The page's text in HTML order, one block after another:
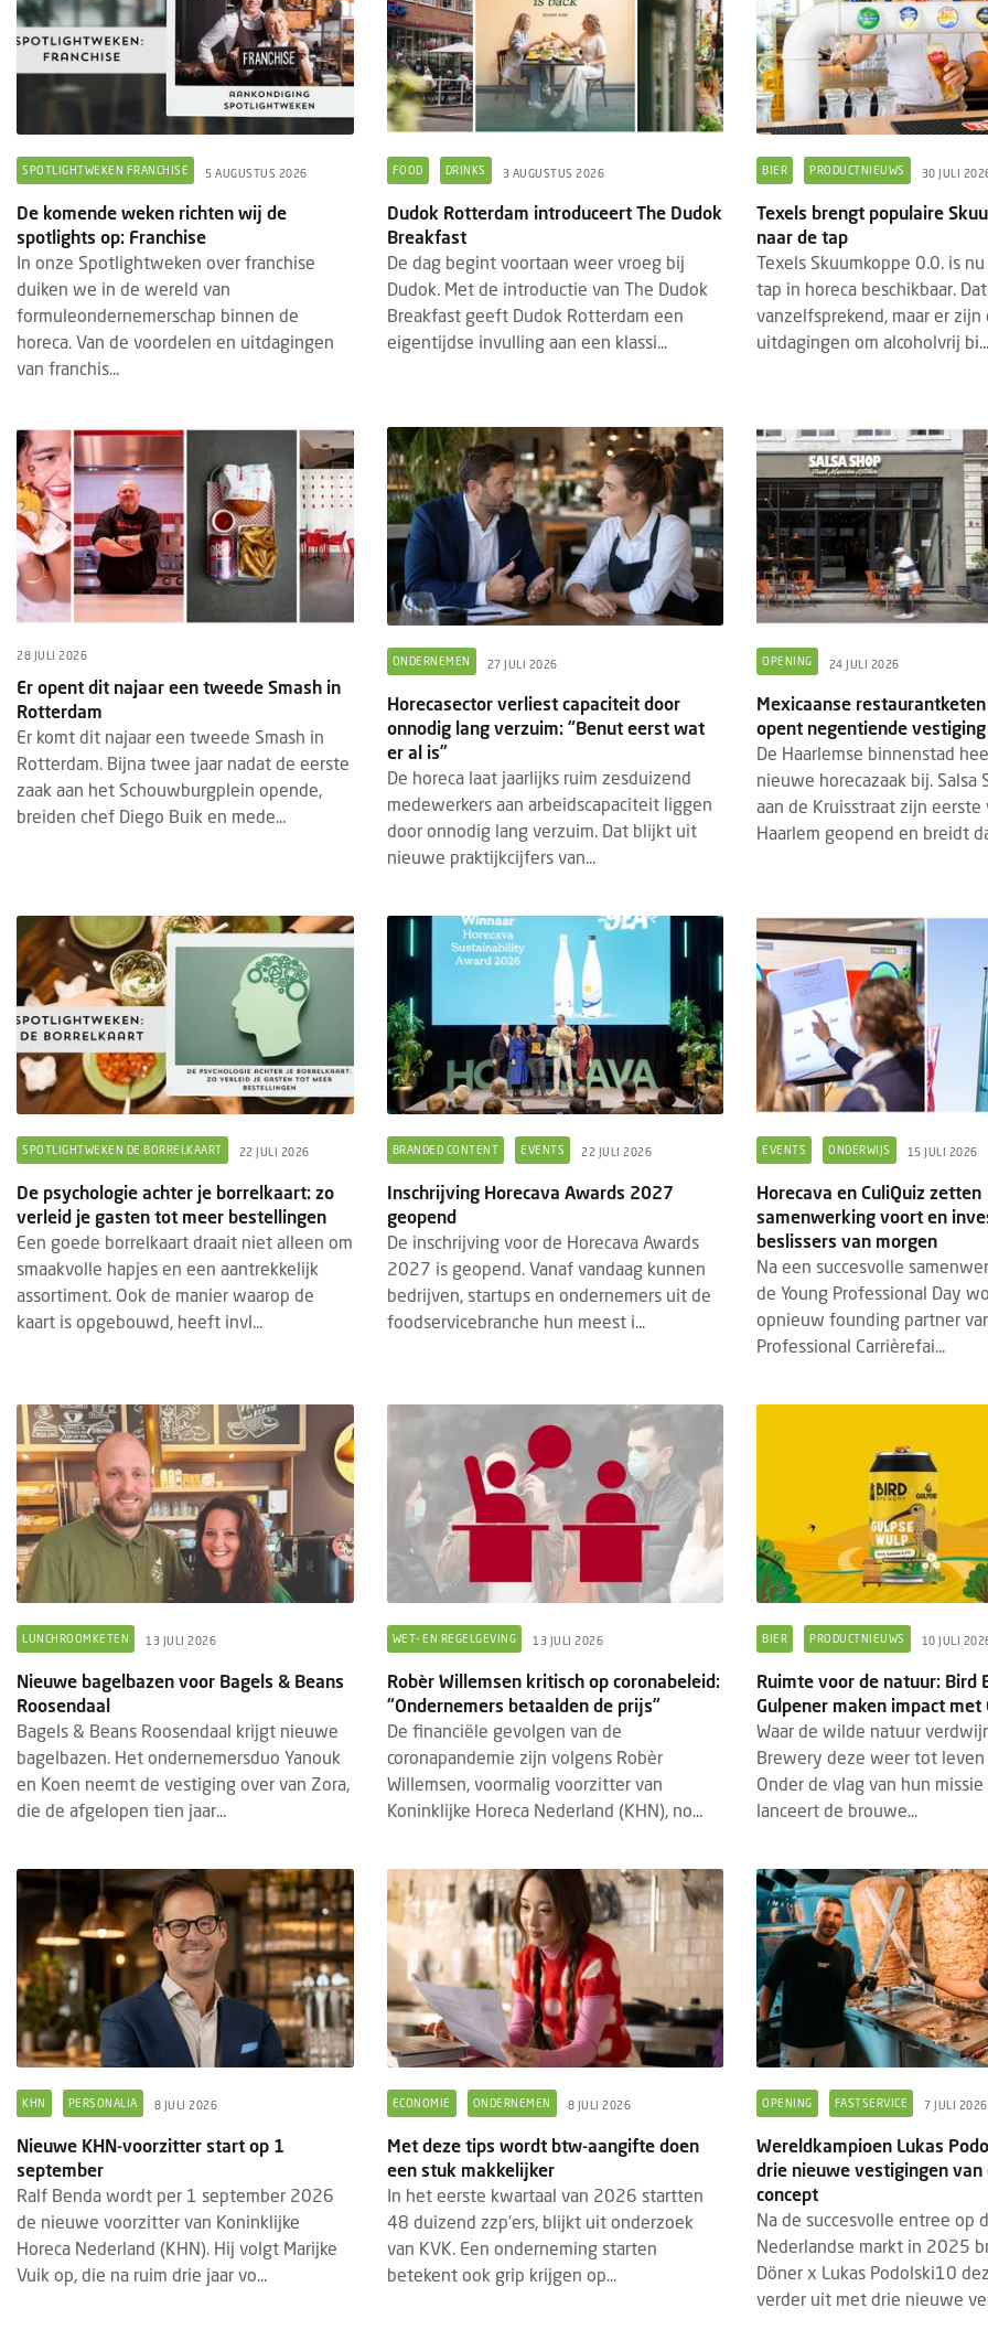
SPOTLIGHTWEKEN FRANCHISE 5 AUGUSTUS 2026
De komende weken richten wij de
spotlights op: Franchise
In onze Spotlightweken over franchise
duiken we in de wereld van
formuleondernemerschap binnen de
horeca. Van de voordelen en uitdagingen
van franchis...
FOOD DRINKS 3 AUGUSTUS 2026
Dudok Rotterdam introduceert The Dudok
Breakfast
De dag begint voortaan weer vroeg bij
Dudok. Met de introductie van The Dudok
Breakfast geeft Dudok Rotterdam een
eigentijdse invulling aan een klassi...
BIER PRODUCTNIEUWS 30 JULI
Texels brengt populaire
naar de tap
Texels Skuumkoppe 0.0. is
tap in horeca beschikbaar.
vanzelfsprekend, maar er zijn
uitdagingen om alcoholvrij bi...
28 JULI 2026
Er opent dit najaar een tweede Smash in
Rotterdam
Er komt dit najaar een tweede Smash in
Rotterdam. Bijna twee jaar nadat de eerste
zaak aan het Schouwburgplein opende,
breiden chef Diego Buik en mede...
ONDERNEMEN 27 JULI 2026
Horecasector verliest capaciteit door
onnodig lang verzuim: “Benut eerst wat
er al is”
De horeca laat jaarlijks ruim zesduizend
medewerkers aan arbeidscapaciteit liggen
door onnodig lang verzuim. Dat blijkt uit
nieuwe praktijkcijfers van...
OPENING 24 JULI 2026
Mexicaanse restaurantketen
opent negentiende vestiging
De Haarlemse binnenstad
nieuwe horecazaak bij. Salsa
aan de Kruisstraat zijn
Haarlem geopend en breidt
SPOTLIGHTWEKEN DE BORRELKAART 22 JULI 2026
De psychologie achter je borrelkaart: zo
verleid je gasten tot meer bestellingen
Een goede borrelkaart draait niet alleen om
smaakvolle hapjes en een aantrekkelijk
assortiment. Ook de manier waarop de
kaart is opgebouwd, heeft invl...
BRANDED CONTENT EVENTS 22 JULI 2026
Inschrijving Horecava Awards 2027
geopend
De inschrijving voor de Horecava Awards
2027 is geopend. Vanaf vandaag kunnen
bedrijven, startups en ondernemers uit de
foodservicebranche hun meest i...
EVENTS ONDERWIJS 15 JULI 2026
Horecava en CuliQuiz zetten
samenwerking voort en
beslissers van morgen
Na een succesvolle
de Young Professional Day
opnieuw founding partner
Professional Carrièrefai...
LUNCHROOMKETEN 13 JULI 2026
Nieuwe bagelbazen voor Bagels & Beans
Roosendaal
Bagels & Beans Roosendaal krijgt nieuwe
bagelbazen. Het ondernemersduo Yanouk
en Koen neemt de vestiging over van Zora,
die de afgelopen tien jaar...
WET- EN REGELGEVING 13 JULI 2026
Robèr Willemsen kritisch op coronabeleid:
“Ondernemers betaalden de prijs”
De financiële gevolgen van de
coronapandemie zijn volgens Robèr
Willemsen, voormalig voorzitter van
Koninklijke Horeca Nederland (KHN), no...
BIER PRODUCTNIEUWS 10 JULI
Ruimte voor de natuur: Bird
Gulpener maken impact met
Waar de wilde natuur
Brewery deze weer tot leven
Onder de vlag van hun missie
lanceert de brouwe...
KHN PERSONALIA 8 JULI 2026
Nieuwe KHN-voorzitter start op 1
september
Ralf Benda wordt per 1 september 2026
de nieuwe voorzitter van Koninklijke
Horeca Nederland (KHN). Hij volgt Marijke
Vuik op, die na ruim drie jaar vo...
ECONOMIE ONDERNEMEN 8 JULI 2026
Met deze tips wordt btw-aangifte doen
een stuk makkelijker
In het eerste kwartaal van 2026 startten
48 duizend zzp’ers, blijkt uit onderzoek
van KVK. Een onderneming starten
betekent ook grip krijgen op...
OPENING FASTSERVICE 7 JULI 2026
Wereldkampioen Lukas
drie nieuwe vestigingen van
concept
Na de succesvolle entree op
Nederlandse markt in 2025
Döner x Lukas Podolski10
verder uit met drie nieuwe
SPOTLIGHTWEKEN FRANCHISE 5 AUGUSTUS 2026
In onze Spotlightweken over franchise
formuleondernemerschap binnen de
horeca. Van de voordelen en uitdagingen
van franchis...
EVENTS PRODUCTNIEUWS 6 AUGUSTUS 2026
standupdates en must-sees
Van 21 tot en met 23 september 2026
vindt de 13e editie van Gastvrij Rotterdam
horecavakbeurs voor ambitieu...
FOOD DRINKS 3 AUGUSTUS
Breakfast
De dag begint voortaan
Dudok. Met de
Breakfast geeft Dudok
eigentijdse invulling aan
Thematische paviljoens op Gastvrij
Rotterdam belichten horecatrends
Tijdens Gastvrij Rotterdam, van 22 tot en
BRANDED CONTENT
Inschrijving Horecava Awards 2027
geopend
De inschrijving voor de Horecava Awards
2027 is geopend. Vanaf vandaag kunnen
BRANDED CONTENT
4 MAART 2026
Wat Temper-
gen Z en flexibele
2026
Er gaan veel verhalen